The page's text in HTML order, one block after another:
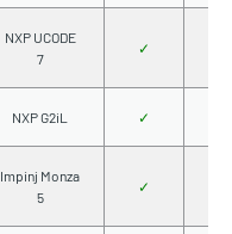
NXP UCODE
7
✓
NXP G2iL ✓
Impinj Monza
5
✓